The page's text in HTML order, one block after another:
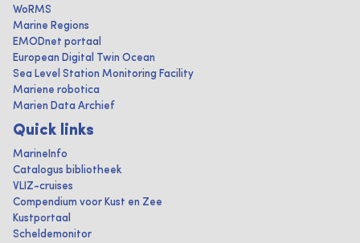
WoRMS
Marine Regions
EMODnet portaal
European Digital Twin Ocean
Sea Level Station Monitoring Facility
Mariene robotica
Marien Data Archief
Quick links
MarineInfo
Catalogus bibliotheek
VLIZ-cruises
Compendium voor Kust en Zee
Kustportaal
Scheldemonitor